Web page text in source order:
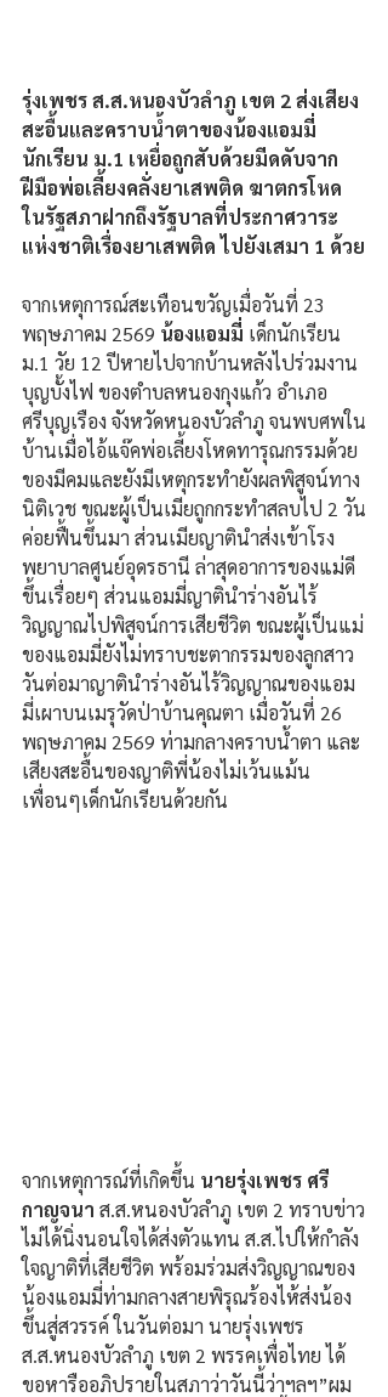
รุ่งเพชร ส.ส.หนองบัวลำภู เขต 2 ส่งเสียง
สะอื้นและคราบน้ำตาของน้องแอมมี่
นักเรียน ม.1 เหยื่อถูกสับด้วยมีดดับจาก
ฝีมือพ่อเลี้ยงคลั่งยาเสพติด ฆาตกรโหด
ในรัฐสภาฝากถึงรัฐบาลที่ประกาศวาระ
แห่งชาติเรื่องยาเสพติด ไปยังเสมา 1 ด้วย
จากเหตุการณ์สะเทือนขวัญเมื่อวันที่ 23
พฤษภาคม 2569 น้องแอมมี่ เด็กนักเรียน
ม.1 วัย 12 ปีหายไปจากบ้านหลังไปร่วมงาน
บุญบั้งไฟ ของตำบลหนองกุงแก้ว อำเภอ
ศรีบุญเรือง จังหวัดหนองบัวลำภู จนพบศพใน
บ้านเมื่อไอ้แจ๊คพ่อเลี้ยงโหดทารุณกรรมด้วย
ของมีคมและยังมีเหตุกระทำยังผลพิสูจน์ทาง
นิติเวช ขณะผู้เป็นเมียถูกกระทำสลบไป 2 วัน
ค่อยฟื้นขึ้นมา ส่วนเมียญาตินำส่งเข้าโรง
พยาบาลศูนย์อุดรธานี ล่าสุดอาการของแม่ดี
ขึ้นเรื่อยๆ ส่วนแอมมี่ญาตินำร่างอันไร้
วิญญาณไปพิสูจน์การเสียชีวิต ขณะผู้เป็นแม่
ของแอมมี่ยังไม่ทราบชะตากรรมของลูกสาว
วันต่อมาญาตินำร่างอันไร้วิญญาณของแอม
มี่เผาบนเมรุวัดป่าบ้านคุณตา เมื่อวันที่ 26
พฤษภาคม 2569 ท่ามกลางคราบน้ำตา และ
เสียงสะอื้นของญาติพี่น้องไม่เว้นแม้น
เพื่อนๆเด็กนักเรียนด้วยกัน
จากเหตุการณ์ที่เกิดขึ้น นายรุ่งเพชร ศรี
กาญจนา ส.ส.หนองบัวลำภู เขต 2 ทราบข่าว
ไม่ได้นิ่งนอนใจได้ส่งตัวแทน ส.ส.ไปให้กำลัง
ใจญาติที่เสียชีวิต พร้อมร่วมส่งวิญญาณของ
น้องแอมมี่ท่ามกลางสายพิรุณร้องไห้ส่งน้อง
ขึ้นสู่สวรรค์ ในวันต่อมา นายรุ่งเพชร
ส.ส.หนองบัวลำภู เขต 2 พรรคเพื่อไทย ได้
ขอหารืออภิปรายในสภาว่าวันนี้ว่าฯลฯ”ผม